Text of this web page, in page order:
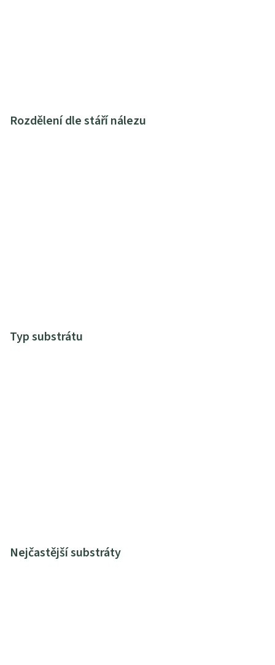
Rozdělení dle stáří nálezu
Typ substrátu
Nejčastější substráty